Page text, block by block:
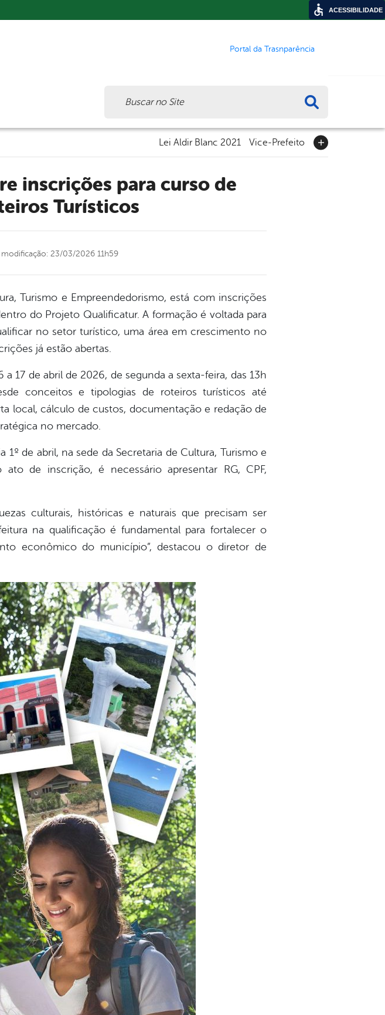
Portal da Trasnparência
Lei Aldir Blanc 2021 Vice-Prefeito
Turísticos
23/03/2026 11h59
Turismo e Empreendedorismo, está com inscrições
do Projeto Qualificatur. A formação é voltada para
no setor turístico, uma área em crescimento no
já estão abertas.
17 de abril de 2026, de segunda a sexta-feira, das 13h
conceitos e tipologias de roteiros turísticos até
local, cálculo de custos, documentação e redação de
no mercado.
de abril, na sede da Secretaria de Cultura, Turismo e
ato de inscrição, é necessário apresentar RG, CPF,
culturais, históricas e naturais que precisam ser
na qualificação é fundamental para fortalecer o
econômico do município”, destacou o diretor de
ACESSIBILIDADE